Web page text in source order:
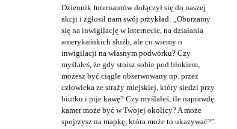
Dziennik Internautów dołączył się do naszej
akcji i zgłosił nam swój przykład: „Oburzamy
się na inwigilację w internecie, na działania
amerykańskich służb, ale co wiemy o
inwigilacji na własnym podwórku? Czy
myślałeś, że gdy stoisz sobie pod blokiem,
możesz być ciągle obserwowany np. przez
człowieka ze straży miejskiej, który siedzi przy
biurku i pije kawę? Czy myślałeś, ile naprawdę
kamer może być w Twojej okolicy? A może
spojrzysz na mapkę, która może to ukazywać?”.